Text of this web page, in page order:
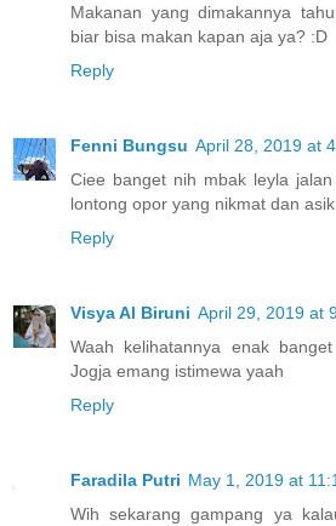
Makanan yang dimakannya
biar bisa makan kapan aja ya? :D
Reply
Fenni Bungsu April 28, 2019 at
Ciee banget nih mbak leyla
lontong opor yang nikmat dan
Reply
Visya Al Biruni April 29, 2019 at
Waah kelihatannya enak
Jogja emang istimewa yaah
Reply
Faradila Putri May 1, 2019 at
Wih sekarang gampang ya